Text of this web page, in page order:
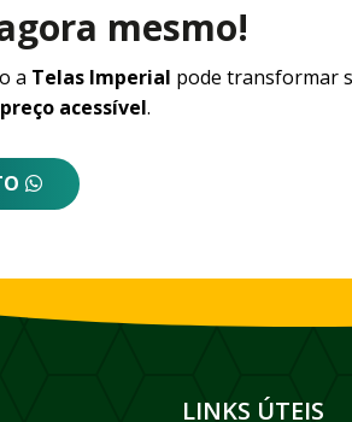
mesmo!
a Telas Imperial pode transformar
acessível.
LINKS ÚTEIS